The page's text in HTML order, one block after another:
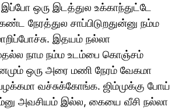
ஒரு இடத்துல உக்காந்துட்டே
நேரத்துல சாப்பிடுறதுன்னு நம்ம
இதயம் நல்லா
நாம நம்ம உடம்பை கொஞ்சம்
ஒரு அரை மணி நேரம் வேகமா
வச்சுக்கோங்க. ஜிம்முக்கு போய்
அவசியம் இல்ல, கையை வீசி நல்லா